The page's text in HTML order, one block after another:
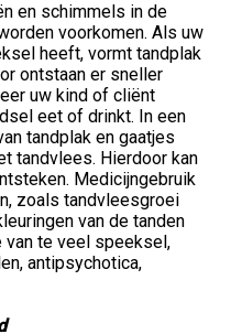
en schimmels in de
voorkomen. Als uw
heeft, vormt tandplak
ontstaan er sneller
uw kind of cliënt
eet of drinkt. In een
tandplak en gaatjes
tandvlees. Hierdoor kan
Medicijngebruik
zoals tandvleesgroei
van de tanden
van te veel speeksel,
antipsychotica,